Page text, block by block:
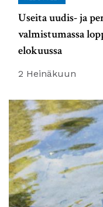
Useita uudis- ja
valmistumassa
elokuussa
2 Heinäkuun